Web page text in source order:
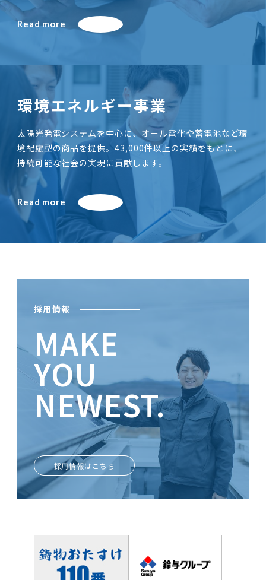
Read more
環境エネルギー事業
太陽光発電システムを中心に、オール電化や蓄電池など環
境配慮型の商品を提供。43,000件以上の実績をもとに、
持続可能な社会の実現に貢献します。
Read more
採用情報
MAKE
YOU
NEWEST.
ときめきがあなたを輝かせる
採用情報はこちら